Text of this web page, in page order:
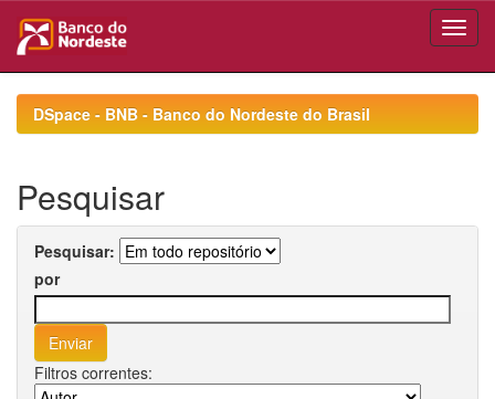
navigationDSpace - BNB - Banco do Nordeste do Brasil
Pesquisar
Pesquisar:
por
Filtros correntes: